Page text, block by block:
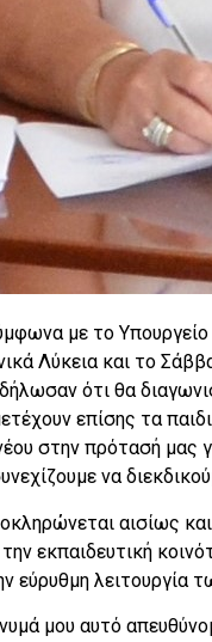
με το
Λύκεια και το
ότι θα
επίσης τα
στην πρότασή μας
να
αισίως
εκπαιδευτική
εύρυθμη λειτουργία
μου αυτό